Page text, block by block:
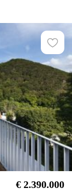
€ 2.390.000